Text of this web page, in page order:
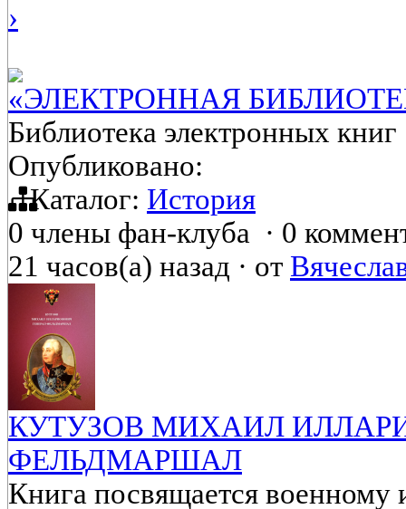
›
«ЭЛЕКТРОННАЯ
Библиотека электронных книг
Опубликовано:
Каталог: История
0 члены фан-клуба · 0
21 часов(а) назад · от
КУТУЗОВ МИХАИЛ
ФЕЛЬДМАРШАЛ
Книга посвящается военному